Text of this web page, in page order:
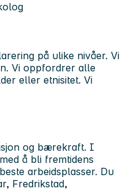
på ulike nivåer. Vi
Vi oppfordrer alle
eller etnisitet. Vi
og bærekraft. I
å bli fremtidens
arbeidsplasser. Du
Fredrikstad,